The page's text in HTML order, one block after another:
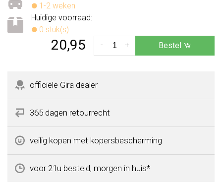
1-2 weken
Huidige voorraad:
0 stuk(s)
20,95 +
- Bestel
officiële Gira dealer
365 dagen retourrecht
veilig kopen met kopersbescherming
voor 21u besteld, morgen in huis*